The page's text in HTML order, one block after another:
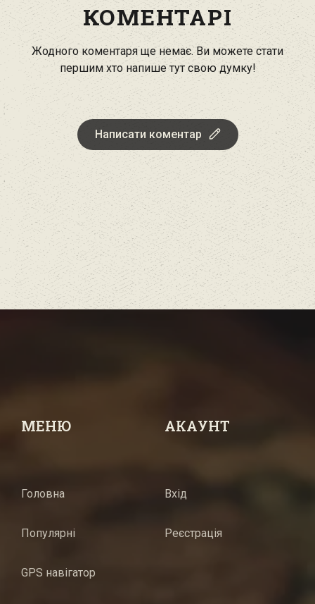
КОМЕНТАРІ
Жодного коментаря ще немає. Ви можете стати
першим хто напише тут свою думку!
Написати коментар
МЕНЮ
Головна
Популярні
GPS навігатор
АКАУНТ
Вхід
Реєстрація